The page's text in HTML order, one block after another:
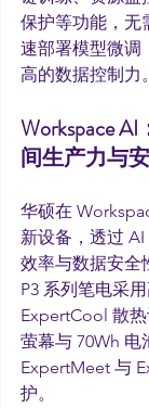
保护等功能，无
速部署模型微调
高的数据控制力。
Workspace
间生产力与
华硕在
新设备，透过 AI
效率与数据安全
P3 系列笔电采
ExpertCool 散
萤幕与 70Wh 电
ExpertMeet 与
护。